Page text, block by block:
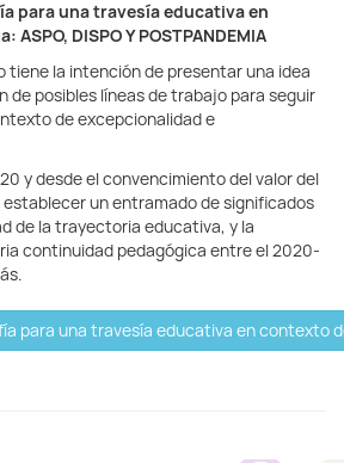
para una travesía educativa en
DISPO Y POSTPANDEMIA
tiene la intención de presentar una idea
de posibles líneas de trabajo para seguir
de excepcionalidad e
y desde el convencimiento del valor del
un entramado de significados
de la trayectoria educativa, y la
continuidad pedagógica entre el 2020-